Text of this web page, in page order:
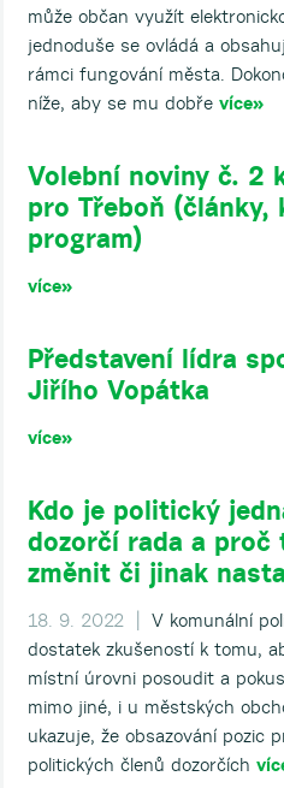
může občan využít
jednoduše se ovládá a
rámci fungování města.
níže, aby se mu dobře více»
Volební noviny č. 2
pro Třeboň (články,
program)
více»
Představení lídra
Jiřího Vopátka
více»
Kdo je politický
dozorčí rada a proč
změnit či jinak
18. 9. 2022 |
V komunální
dostatek zkušeností k tomu,
místní úrovni posoudit a
mimo jiné, i u městských
ukazuje, že obsazování pozic
politických členů dozorčích